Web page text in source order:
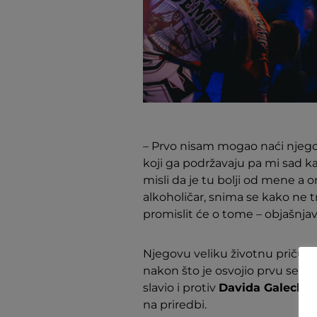
– Prvo nisam mogao naći
koji ga podržavaju pa mi sad
misli da je tu bolji od mene a
alkoholičar, snima se kako ne
promislit će o tome –
Njegovu veliku životnu priču
nakon što je osvojio prvu
slavio i protiv Davida Galeckog
na priredbi.